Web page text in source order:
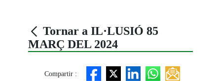
Tornar a IL·LUSIÓ 85
MARÇ DEL 2024
Compartir :